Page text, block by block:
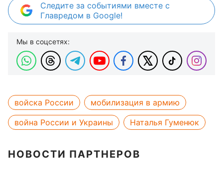
Следите за событиями вместе с
Главредом в Google!
Мы в соцсетях:
войска России
мобилизация в армию
война России и Украины
Наталья Гуменюк
НОВОСТИ ПАРТНЕРОВ